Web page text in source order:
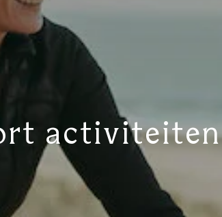
activiteiten